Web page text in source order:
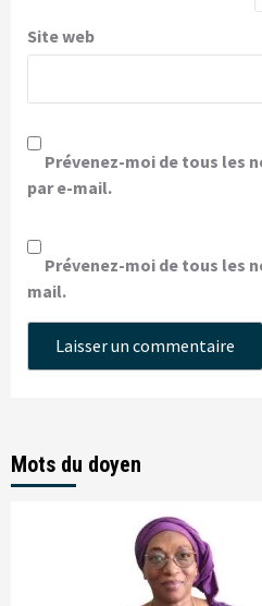
Site web
Prévenez-moi de tous les
par e-mail.
Prévenez-moi de tous les
mail.
Mots du doyen